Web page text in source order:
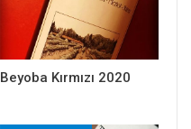
Beyoba Kırmızı 2020